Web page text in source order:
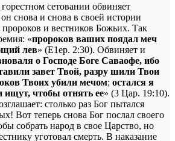
сетовании обвиняет
снова и снова в своей истории
пророков и вестников Божьих. Так
«пророков ваших поядал меч
лев» (Е1ер. 2:30). Обвиняет и
о Господе Боге Саваофе, ибо
завет Твой, разру шили Твои
Твоих убили мечом; остался я
ищут, чтобы отнять ее» (3 Цар. 19:10).
столько раз Бог пытался
Вот теперь снова Бог послал своего
собрать народ в свое Царство, но
уготовал смерть. В наказание